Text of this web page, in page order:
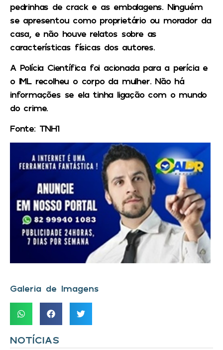
pedrinhas de crack e as embalagens. Ninguém
se apresentou como proprietário ou morador da
casa, e não houve relatos sobre as
características físicas dos autores.
A Polícia Científica foi acionada para a perícia e
o IML recolheu o corpo da mulher. Não há
informações se ela tinha ligação com o mundo
do crime.
Fonte: TNH1
Galeria de Imagens
NOTÍCIAS